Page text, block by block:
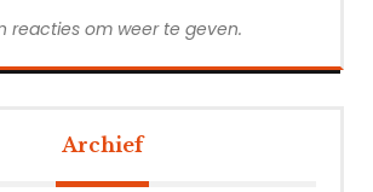
reacties om weer te geven.
Archief